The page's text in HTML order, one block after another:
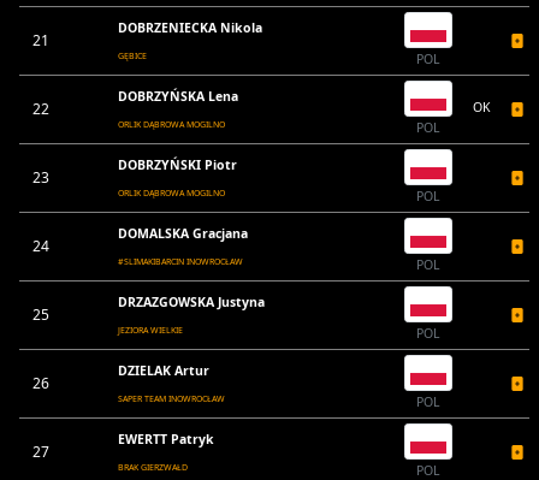
21
DOBRZENIECKA Nikola
GĘBICE POL
22
DOBRZYŃSKA Lena
ORLIK DĄBROWA MOGILNO POL
OK
23
DOBRZYŃSKI Piotr
ORLIK DĄBROWA MOGILNO POL
24
DOMALSKA Gracjana
#SLIMAKIBARCIN INOWROCŁAW POL
25
DRZAZGOWSKA Justyna
JEZIORA WIELKIE POL
26
DZIELAK Artur
SAPER TEAM INOWROCŁAW POL
27
EWERTT Patryk
BRAK GIERZWAŁD POL